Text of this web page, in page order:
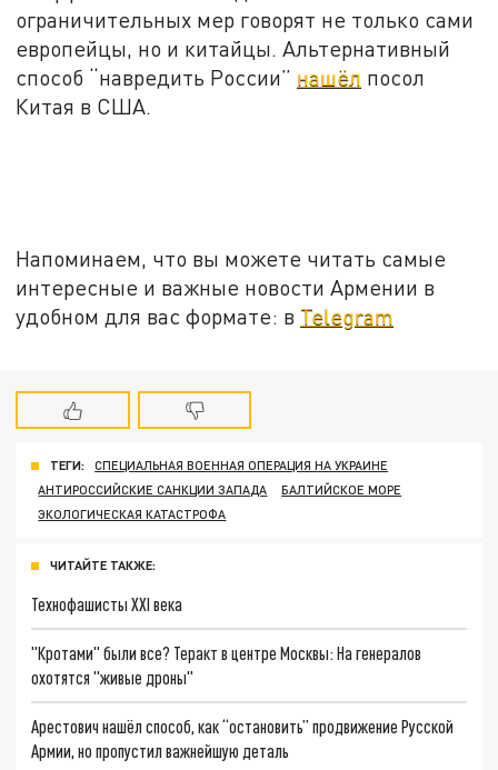
ограничительных мер говорят не только сами
европейцы, но и китайцы. Альтернативный
способ “навредить России” нашёл посол
Китая в США.
Напоминаем, что вы можете читать самые
интересные и важные новости Армении в
удобном для вас формате: в Telegram
ТЕГИ:
СПЕЦИАЛЬНАЯ ВОЕННАЯ ОПЕРАЦИЯ НА УКРАИНЕ
АНТИРОССИЙСКИЕ САНКЦИИ ЗАПАДА
БАЛТИЙСКОЕ МОРЕ
ЭКОЛОГИЧЕСКАЯ КАТАСТРОФА
ЧИТАЙТЕ ТАКЖЕ:
Технофашисты XXI века
"Кротами" были все? Теракт в центре Москвы: На генералов
охотятся "живые дроны"
Арестович нашёл способ, как “остановить” продвижение Русской
Армии, но пропустил важнейшую деталь